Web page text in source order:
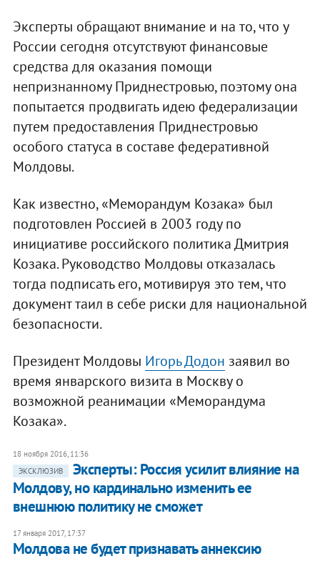
Эксперты обращают внимание и на то, что у
России сегодня отсутствуют финансовые
средства для оказания помощи
непризнанному Приднестровью, поэтому она
попытается продвигать идею федерализации
путем предоставления Приднестровью
особого статуса в составе федеративной
Молдовы.
Как известно, «Меморандум Козака» был
подготовлен Россией в 2003 году по
инициативе российского политика Дмитрия
Козака. Руководство Молдовы отказалась
тогда подписать его, мотивируя это тем, что
документ таил в себе риски для национальной
безопасности.
Президент Молдовы Игорь Додон заявил во
время январского визита в Москву о
возможной реанимации «Меморандума
Козака».
18 ноября 2016, 11:36
ЭКСКЛЮЗИВ
Эксперты: Россия усилит влияние на
Молдову, но кардинально изменить ее
внешнюю политику не сможет
17 января 2017, 17:37
Молдова не будет признавать аннексию